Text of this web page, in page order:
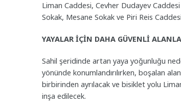
Liman Caddesi, Cevher Dudayev
Sokak, Mesane Sokak ve Piri Reis
YAYALAR İÇİN DAHA GÜVENLİ
Sahil şeridinde artan yaya yoğunluğu
yönünde konumlandırılırken, boşalan
birbirinden ayrılacak ve bisiklet yolu
inşa edilecek.